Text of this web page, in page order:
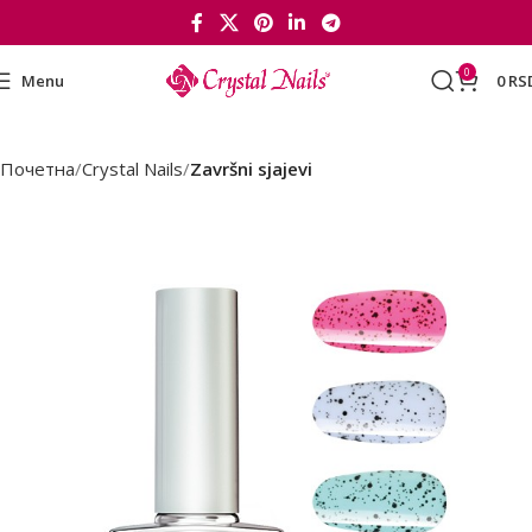
Menu 0 0
Почетна Crystal Nails Završni sjajevi